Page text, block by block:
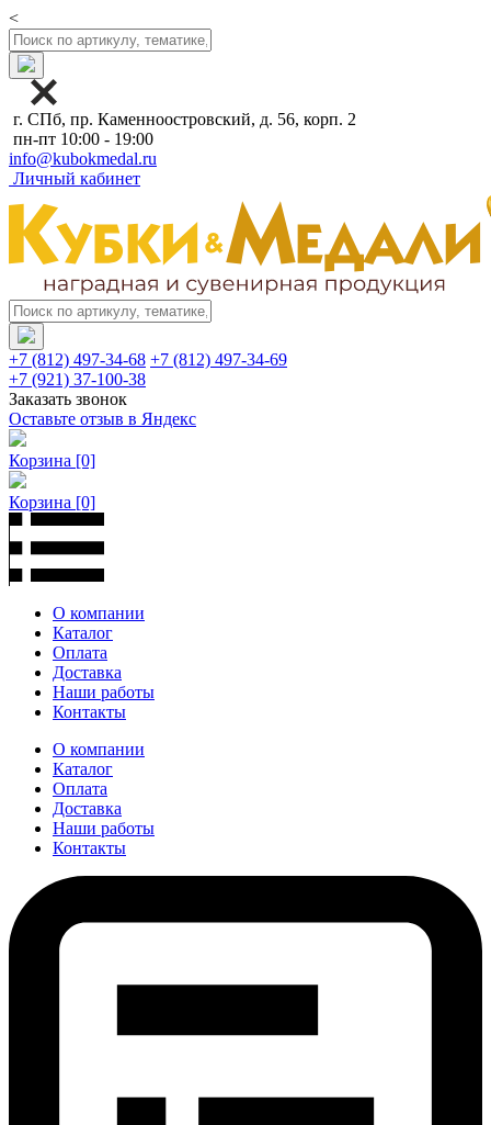
<
г. СПб, пр. Каменноостровский, д. 56, корп. 2
пн-пт 10:00 - 19:00
info@kubokmedal.ru
Личный кабинет
+7 (812) 497-34-68 +7 (812) 497-34-69
+7 (921) 37-100-38
Заказать звонок
Оставьте отзыв в Яндекс
Корзина [0]
Корзина [0]
О компании
Каталог
Оплата
Доставка
Наши работы
Контакты
О компании
Каталог
Оплата
Доставка
Наши работы
Контакты